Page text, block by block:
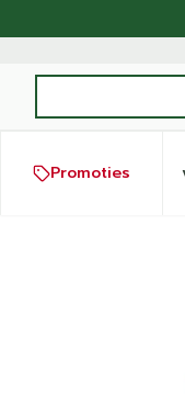
Promoties
Bota